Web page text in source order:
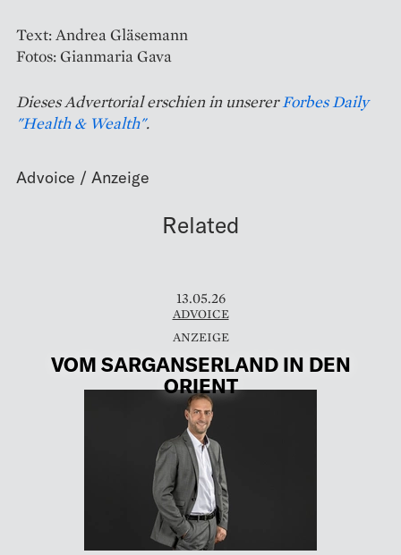
Text: Andrea Gläsemann
Fotos: Gianmaria Gava
Dieses Advertorial erschien in unserer Forbes Daily
"Health & Wealth".
Related
13.05.26
ADVOICE
VOM SARGANSERLAND IN DEN
ORIENT